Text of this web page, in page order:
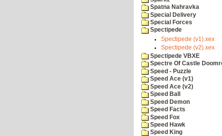
Spatna Nahravka
Special Delivery
Special Forces
Spectipede
Spectipede (v1).xex
Spectipede (v2).xex
Spectipede VBXE
Spectre Of Castle
Speed - Puzzle
Speed Ace (v1)
Speed Ace (v2)
Speed Ball
Speed Demon
Speed Facts
Speed Fox
Speed Hawk
Speed King